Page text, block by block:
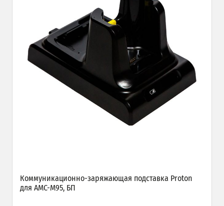
Коммуникационно-заряжающая подставка Proton
для AMC-M95, БП